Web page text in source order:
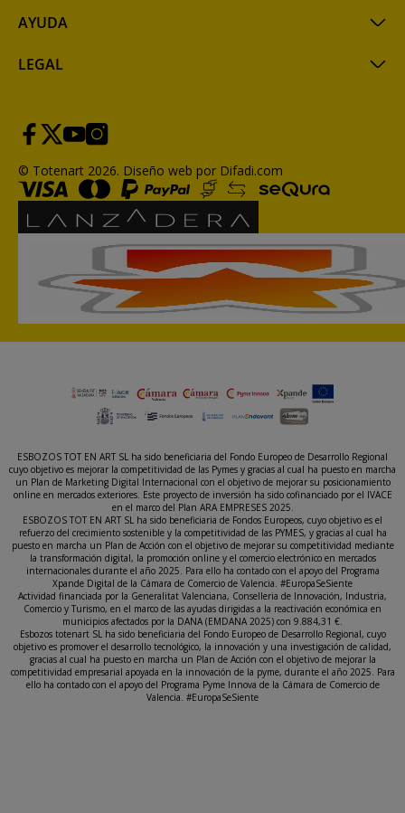
AYUDA
LEGAL
© Totenart 2026. Diseño web por Difadi.com
ESBOZOS TOT EN ART SL ha sido beneficiaria del Fondo Europeo de Desarrollo Regional
cuyo objetivo es mejorar la competitividad de las Pymes y gracias al cual ha puesto en marcha
un Plan de Marketing Digital Internacional con el objetivo de mejorar su posicionamiento
online en mercados exteriores. Este proyecto de inversión ha sido cofinanciado por el IVACE
en el marco del Plan ARA EMPRESES 2025.
ESBOZOS TOT EN ART SL ha sido beneficiaria de Fondos Europeos, cuyo objetivo es el
refuerzo del crecimiento sostenible y la competitividad de las PYMES, y gracias al cual ha
puesto en marcha un Plan de Acción con el objetivo de mejorar su competitividad mediante
la transformación digital, la promoción online y el comercio electrónico en mercados
internacionales durante el año 2025. Para ello ha contado con el apoyo del Programa
Xpande Digital de la Cámara de Comercio de Valencia. #EuropaSeSiente
Actividad financiada por la Generalitat Valenciana, Conselleria de Innovación, Industria,
Comercio y Turismo, en el marco de las ayudas dirigidas a la reactivación económica en
municipios afectados por la DANA (EMDANA 2025) con 9.884,31 €.
Esbozos totenart SL ha sido beneficiaria del Fondo Europeo de Desarrollo Regional, cuyo
objetivo es promover el desarrollo tecnológico, la innovación y una investigación de calidad,
gracias al cual ha puesto en marcha un Plan de Acción con el objetivo de mejorar la
competitividad empresarial apoyada en la innovación de la pyme, durante el año 2025. Para
ello ha contado con el apoyo del Programa Pyme Innova de la Cámara de Comercio de
Valencia. #EuropaSeSiente